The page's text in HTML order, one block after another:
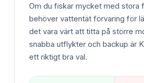
Om du fiskar mycket med stora
behöver vattentät förvaring för
det vara värt att titta på större
snabba utflykter och backup är
ett riktigt bra val.